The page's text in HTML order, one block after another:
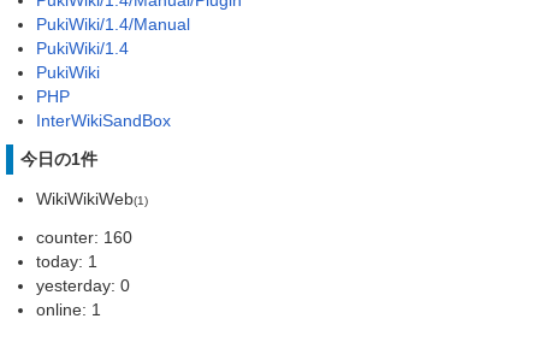
PukiWiki/1.4/Manual
PukiWiki/1.4
PukiWiki
PHP
InterWikiSandBox
今日の1件
WikiWikiWeb(1)
counter: 160
today: 1
yesterday: 0
online: 1